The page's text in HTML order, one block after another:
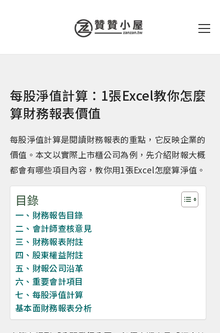
每股淨值計算：1張Excel教你怎麼
算財務報表價值
每股淨值計算是閱讀財務報表的重點，它反映企業的
價值。本文以實際上市櫃公司為例，先介紹財報大概
都會有哪些項目內容，教你用1張Excel怎麼算淨值。
目錄
一、財務報告目錄
二、會計師查核意見
三、財務報表附註
四、股東權益附註
五、財報公司沿革
六、重要會計項目
七、每股淨值計算
基本面財務報表分析